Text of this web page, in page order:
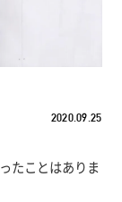
2020.09.25
たことはありま